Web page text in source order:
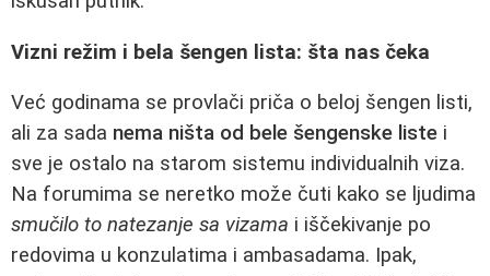
Vizni režim i bela šengen lista: šta nas čeka
Već godinama se provlači priča o beloj šengen listi,
ali za sada nema ništa od bele šengenske liste i
sve je ostalo na starom sistemu individualnih viza.
Na forumima se neretko može čuti kako se ljudima
smučilo to natezanje sa vizama i iščekivanje po
redovima u konzulatima i ambasadama. Ipak,